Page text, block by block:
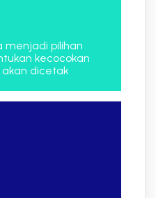
menjadi pilihan
kecocokan
dicetak